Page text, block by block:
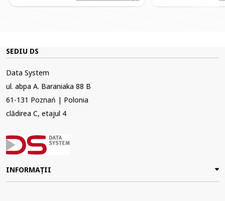
SEDIU DS
Data System
ul. abpa A. Baraniaka 88 B
61-131 Poznań | Polonia
clădirea C, etajul 4
INFORMAȚII